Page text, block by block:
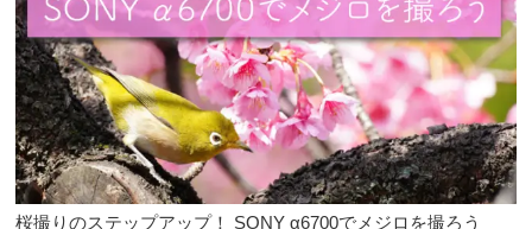
桜撮りのステップアップ！ SONY α6700でメジロを撮ろう